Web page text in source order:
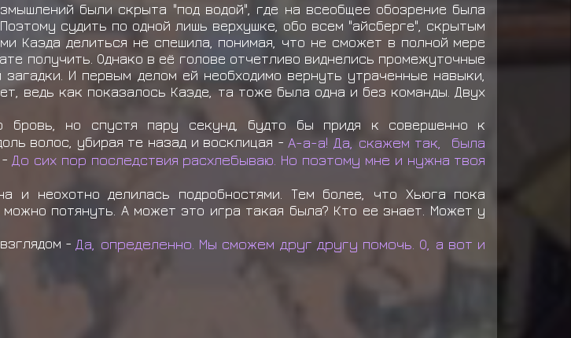
были скрыта "под водой", где на всеобщее обозрение была
судить по одной лишь верхушке, обо всем "айсберге", скрытым
Каэда делиться не спешила, понимая, что не сможет в полной мере
получить. Однако в её голове отчетливо виднелись промежуточные
И первым делом ей необходимо вернуть утраченные навыки,
ведь как показалось Каэде, та тоже была одна и без команды. Двух
бровь, но спустя пару секунд, будто бы придя к совершенно к
волос, убирая те назад и восклицая - А-а-а! Да, скажем так, была
До сих пор последствия расхлебываю. Но поэтому мне и нужна твоя
и неохотно делилась подробностями. Тем более, что Хьюга пока
потянуть. А может это игра такая была? Кто ее знает. Может у
- Да, определенно. Мы сможем друг другу помочь. О, а вот и